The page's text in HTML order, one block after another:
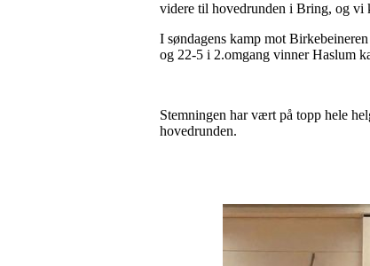
videre til hovedrunden i Bring, og vi
I søndagens kamp mot
og 22-5 i 2.omgang vinner Haslum
Stemningen har vært på topp hele
hovedrunden.